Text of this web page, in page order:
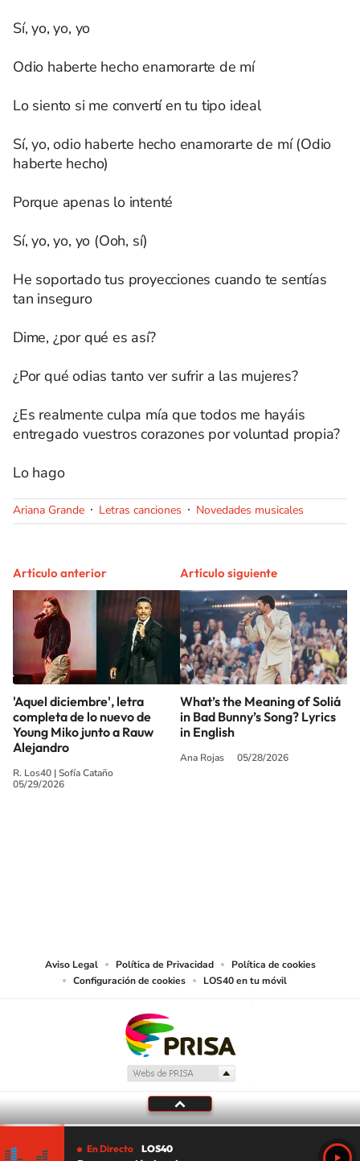
Sí, yo, yo, yo
Odio haberte hecho enamorarte de mí
Lo siento si me convertí en tu tipo ideal
Sí, yo, odio haberte hecho enamorarte de mí (Odio
haberte hecho)
Porque apenas lo intenté
Sí, yo, yo, yo (Ooh, sí)
He soportado tus proyecciones cuando te sentías
tan inseguro
Dime, ¿por qué es así?
¿Por qué odias tanto ver sufrir a las mujeres?
¿Es realmente culpa mía que todos me hayáis
entregado vuestros corazones por voluntad propia?
Lo hago
Ariana Grande Letras canciones Novedades musicales
Artículo anterior
'Aquel diciembre', letra
completa de lo nuevo de
Young Miko junto a Rauw
Alejandro
R. Los40 |Sofía Cataño
05/29/2026
Artículo siguiente
What’s the Meaning of Soliá
in Bad Bunny’s Song? Lyrics
in English
Ana Rojas 05/28/2026
Aviso Legal Política de Privacidad
Política de cookies
Configuración de cookies
LOS40 en tu móvil
En Directo LOS40